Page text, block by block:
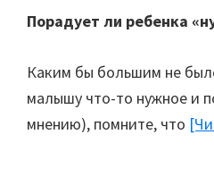
Порадует ли ребенка
Каким бы большим не
малышу что-то нужное и
мнению), помните, что